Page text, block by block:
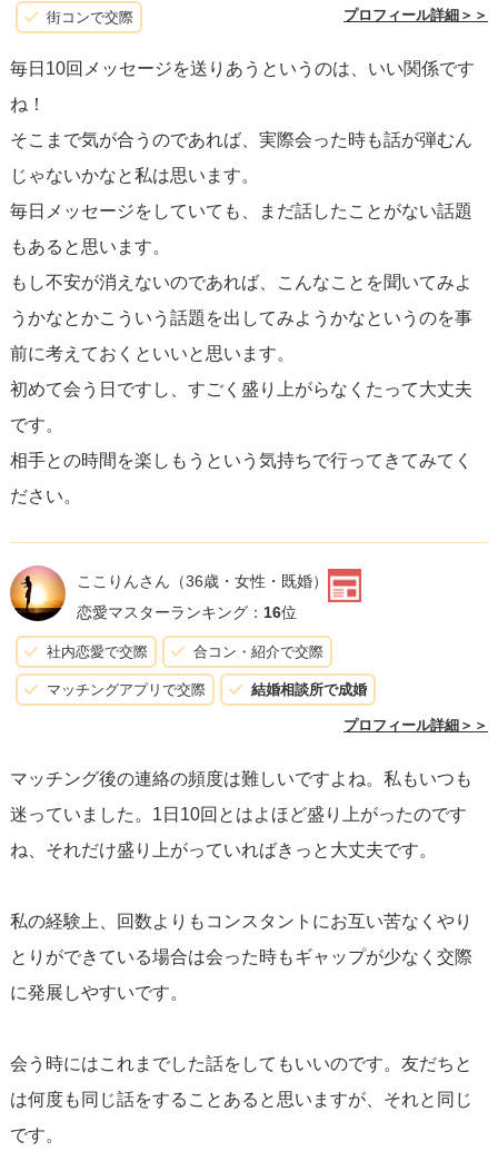
なことです。オンライン上の関係性をリアルに持っていく
際は、お互いに少し緊張するかもしれませんが、これまで
のやり取りで築いた信頼関係を基に、リラックスして会話
をすることを心がけましょう。
3. **新鮮さを保つ:** 毎日のメッセージが習慣になっている
場合、新鮮さを保つために、会う日までの数日間は少しメ
ッセージの頻度を落として、会ったときの話題に新鮮さを
持たせるという方法もあります。これは相手により適切な
距離感を保ちつつ、期待感を高めるために役立ちます。
最終的には、 コミュニケーションの頻度は相手との相互作
用に基づいて調整することが最適です。
て、もしお互いに楽しんでいるなら、現在のペースを維持
するのが良いでしょう。大切なのは、自然体でいること
と、相手の快適さも考慮することです。
会うことへの不安は自然な感情ですが、今まで築き上げた
関係性を信じて、リラックスしてその瞬間を楽しんでくだ
さい。大切なのは、あなたがあなたらしくいることです。
街コンで交際 プロフィール詳細＞＞
毎日10回メッセージを送りあうというのは、いい関係です
ね！
そこまで気が合うのであれば、実際会った時も話が弾むん
じゃないかなと私は思います。
毎日メッセージをしていても、まだ話したことがない話題
もあると思います。
もし不安が消えないのであれば、こんなことを聞いてみよ
うかなとかこういう話題を出してみようかなというのを事
前に考えておくといいと思います。
初めて会う日ですし、すごく盛り上がらなくたって大丈夫
です。
相手との時間を楽しもうという気持ちで行ってきてみてく
ださい。
ここりんさん （36歳・女性・既婚）
恋愛マスターランキング： 16位
社内恋愛で交際 合コン・紹介で交際
マッチングアプリで交際 結婚相談所で成婚
プロフィール詳細＞＞
マッチング後の連絡の頻度は難しいですよね。私もいつも
迷っていました。1日10回とはよほど盛り上がったのです
ね、それだけ盛り上がっていればきっと大丈夫です。
私の経験上、回数よりもコンスタントにお互い苦なくやり
とりができている場合は会った時もギャップが少なく交際
に発展しやすいです。
会う時にはこれまでした話をしてもいいのです。友だちと
は何度も同じ話をすることあると思いますが、それと同じ
です。